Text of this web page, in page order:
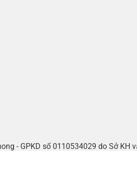
- GPKD số 0110534029 do Sở KH